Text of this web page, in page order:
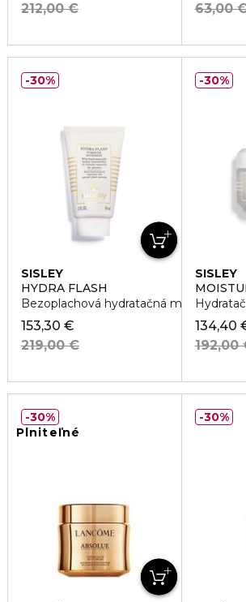
212,00 €
63,00
SISLEY
HYDRA FLASH
Bezoplachová hydratačná maska
153,30 €
219,00 €
30%
SISLEY
134,40
192,00
30%
Plniteľné
30% 30%